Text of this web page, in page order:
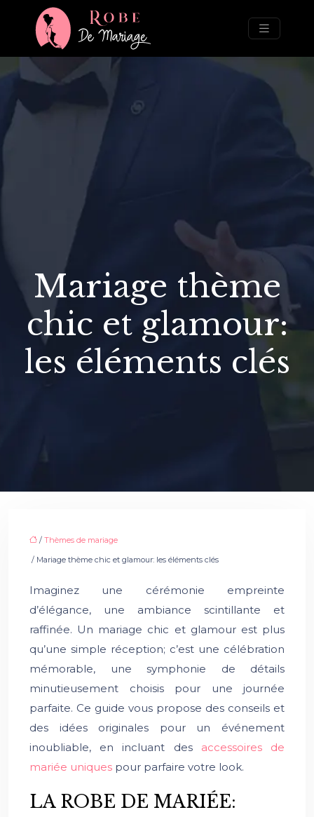
Mariage thème
chic et glamour:
les éléments clés
/ Thèmes de mariage
/ Mariage thème chic et glamour: les éléments clés
Imaginez une cérémonie empreinte
d’élégance, une ambiance scintillante et
raffinée. Un mariage chic et glamour est plus
qu’une simple réception; c’est une célébration
mémorable, une symphonie de détails
minutieusement choisis pour une journée
parfaite. Ce guide vous propose des conseils et
des idées originales pour un événement
inoubliable, en incluant des accessoires de
mariée uniques pour parfaire votre look.
LA ROBE DE MARIÉE: